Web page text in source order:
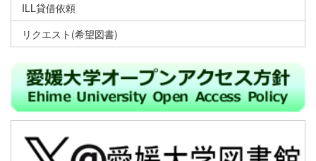
ILL貸借依頼
リクエスト(希望図書)